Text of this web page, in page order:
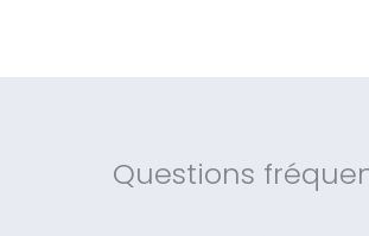
Questions